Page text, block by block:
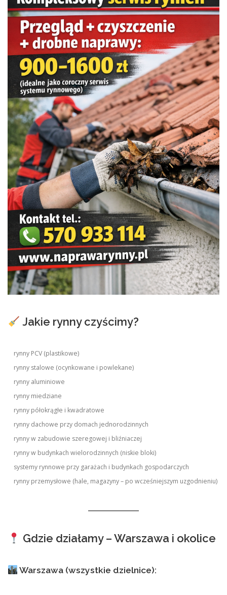
Jakie rynny czyścimy?
rynny PCV (plastikowe)
rynny stalowe (ocynkowane i powlekane)
rynny aluminiowe
rynny miedziane
rynny półokrągłe i kwadratowe
rynny dachowe przy domach jednorodzinnych
rynny w zabudowie szeregowej i bliźniaczej
rynny w budynkach wielorodzinnych (niskie bloki)
systemy rynnowe przy garażach i budynkach gospodarczych
rynny przemysłowe (hale, magazyny – po wcześniejszym uzgodnieniu)
Gdzie działamy – Warszawa i okolice
Warszawa (wszystkie dzielnice):